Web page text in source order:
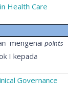
Health Care
mengenaipoints
I kepada
Governance